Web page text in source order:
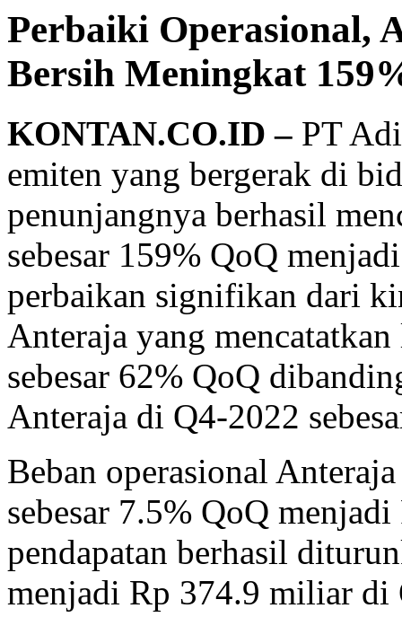
Perbaiki Operasional,
Bersih Meningkat
KONTAN.CO.ID – PT
emiten yang bergerak di
penunjangnya berhasil
sebesar 159% QoQ
perbaikan signifikan dari
Anteraja yang
sebesar 62% QoQ
Anteraja di Q4-2022
Beban operasional
sebesar 7.5% QoQ
pendapatan berhasil
menjadi Rp 374.9 miliar di